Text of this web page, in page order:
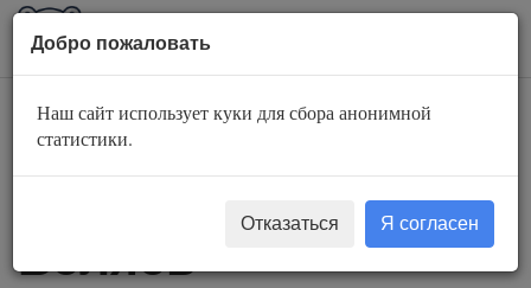
AuBook.org
Слушать
аудиокниги Николай
Беляев
Добро пожаловать
Наш сайт использует куки для сбора анонимной
статистики.
Отказаться Я согласен